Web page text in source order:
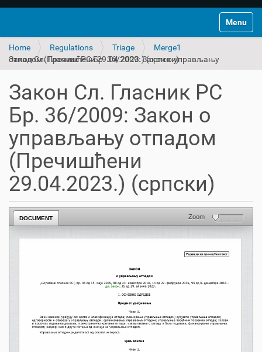
Toggle
Home Regulations Triage
Merge1
Закон Сл. Гласник РС Бр. 36/2009: Закон о управљању отпадом (Пречишћени 29.04.2023.) (српски)
Закон Сл. Гласник РС
Бр. 36/2009: Закон о
управљању отпадом
(Пречишћени
29.04.2023.) (српски)
DOCUMENT Zoom